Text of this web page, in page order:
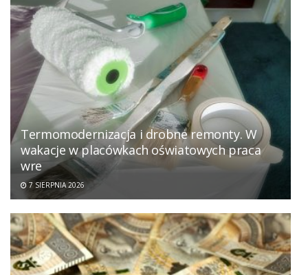
Termomodernizacja i drobne remonty. W
wakacje w placówkach oświatowych praca
wre
7 SIERPNIA 2026